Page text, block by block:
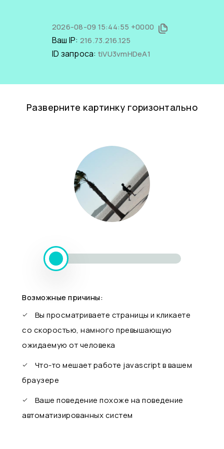
2026-08-09 15:44:55 +0000
Ваш IP: 216.73.216.125
ID запроса: tiVU3vmHDeA1
Разверните картинку горизонтально
Возможные причины:
Вы просматриваете страницы и кликаете
со скоростью, намного превышающую
ожидаемую от человека
Что-то мешает работе javascript в вашем
браузере
Ваше поведение похоже на поведение
автоматизированных систем